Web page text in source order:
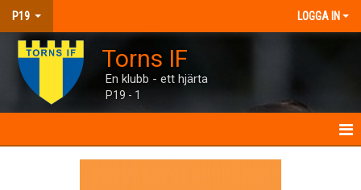
P19 LOGGA IN
Torns IF
En klubb - ett hjärta
P19 - 1